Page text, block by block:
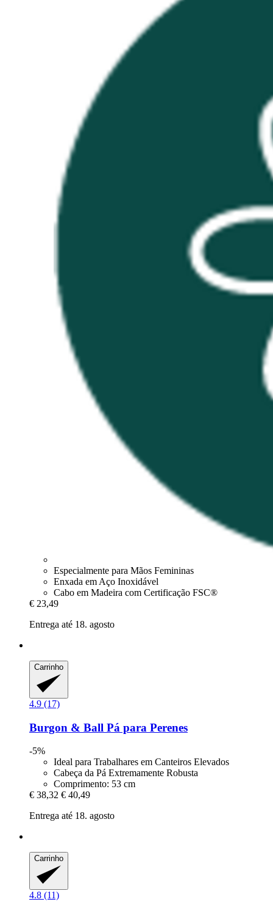
Especialmente para Mãos Femininas
Enxada em Aço Inoxidável
Cabo em Madeira com Certificação FSC®
€ 23,49
Entrega até 18. agosto
Carrinho
4.9 (17)
Burgon & Ball Pá para Perenes
-5%
Ideal para Trabalhares em Canteiros Elevados
Cabeça da Pá Extremamente Robusta
Comprimento: 53 cm
€ 38,32 € 40,49
Entrega até 18. agosto
Carrinho
4.8 (11)